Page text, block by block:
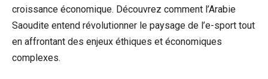
croissance économique. Découvrez comment l’Arabie
Saoudite entend révolutionner le paysage de l’e-sport tout
en affrontant des enjeux éthiques et économiques
complexes.